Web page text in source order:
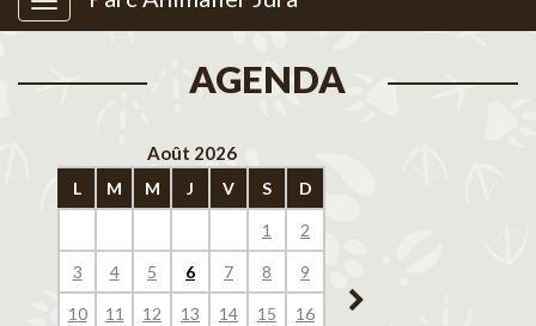
AGENDA
Août 2026
L M M J V S D
1 2
3 4 5 6 7 8 9
10 11 12 13 14 15 16 14